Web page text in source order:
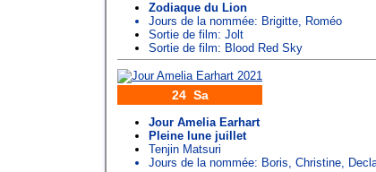
Zodiaque du Lion
Jours de la nommée: Brigitte, Roméo
Sortie de film: Jolt
Sortie de film: Blood Red Sky
24 Sa
Jour Amelia Earhart
Pleine lune juillet
Tenjin Matsuri
Jours de la nommée: Boris, Christine,